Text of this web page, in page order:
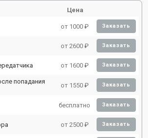
Цена
от 1000 ₽ Заказать
от 2600 ₽ Заказать
от 1600 ₽ Заказать
попадания
от 1550 ₽ Заказать
бесплатно Заказать
от 2500 ₽ Заказать